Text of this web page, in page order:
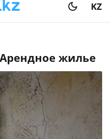
KZ
арендное жилье